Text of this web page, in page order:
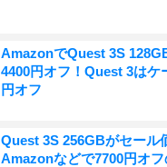
AmazonでQuest 3S
4400円オフ！Quest 3はケ
円オフ
Quest 3S 256GBがセール
Amazonなどで7700円オフ